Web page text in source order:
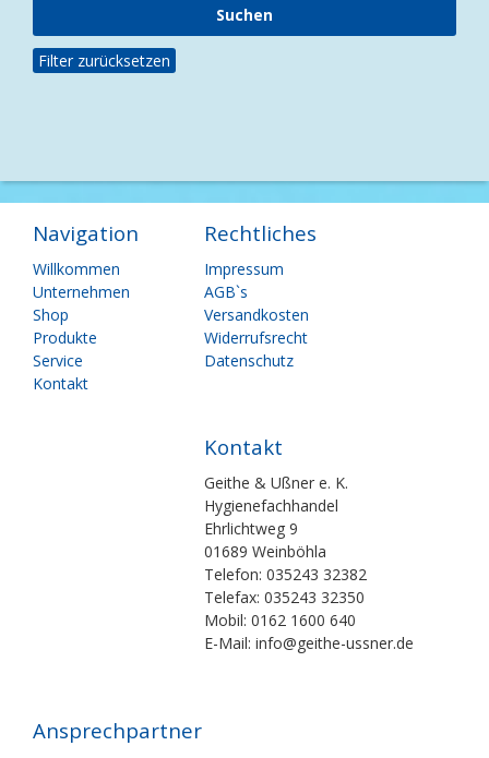
Filter zurücksetzen
Navigation
Navigation
überspringen
Willkommen
Unternehmen
Shop
Produkte
Service
Kontakt
Rechtliches
Navigation
überspringen
Impressum
AGB`s
Versandkosten
Widerrufsrecht
Datenschutz
Kontakt
Geithe & Ußner e. K.
Hygienefachhandel
Ehrlichtweg 9
01689 Weinböhla
Telefon: 035243 32382
Telefax: 035243 32350
Mobil: 0162 1600 640
E-Mail: info@geithe-ussner.de
Ansprechpartner